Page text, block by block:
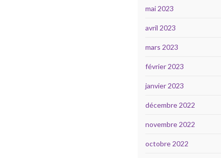
mai 2023
avril 2023
mars 2023
février 2023
janvier 2023
décembre 2022
novembre 2022
octobre 2022